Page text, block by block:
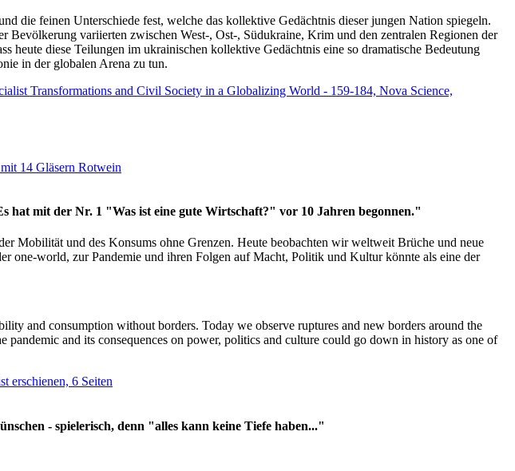
die feinen Unterschiede fest, welche das kollektive Gedächtnis dieser jungen Nation spiegeln.
variierten zwischen West-, Ost-, Südukraine, Krim und den zentralen Regionen der
heute diese Teilungen im ukrainischen kollektive Gedächtnis eine so dramatische Bedeutung
in der globalen Arena zu tun.
Transformations and Civil Society in a Globalizing World - 159-184, Nova Science,
14 Gläsern Rotwein
hat mit der Nr. 1 "Was ist eine gute Wirtschaft?" vor 10 Jahren begonnen."
Mobilität und des Konsums ohne Grenzen. Heute beobachten wir weltweit Brüche und neue
one-world, zur Pandemie und ihren Folgen auf Macht, Politik und Kultur könnte als eine der
and consumption without borders. Today we observe ruptures and new borders around the
and its consequences on power, politics and culture could go down in history as one of
erschienen, 6 Seiten
- spielerisch, denn "alles kann keine Tiefe haben..."